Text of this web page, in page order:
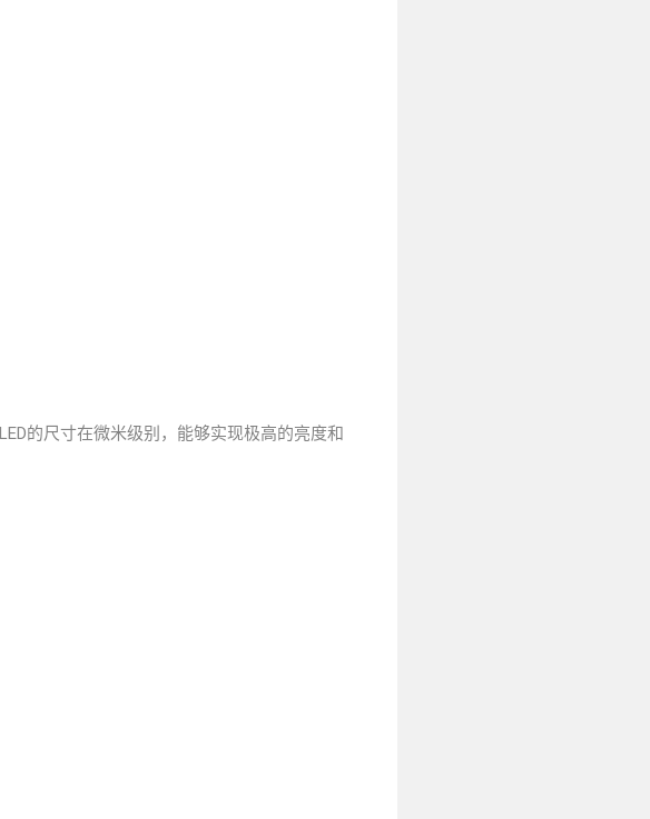
的尺寸在微米级别，能够实现极高的亮度和